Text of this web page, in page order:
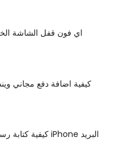
اي فون قفل الشاشة
كيفية اضافة دفع مجاني
كيفية كتابة رسائل الدولية معلمة في iPhone البريد